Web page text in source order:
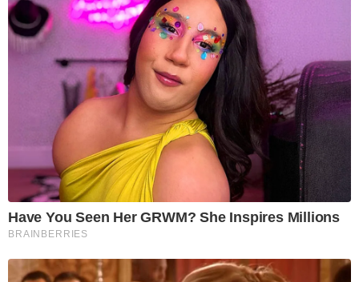
Have You Seen Her GRWM? She Inspires Millions
BRAINBERRIES